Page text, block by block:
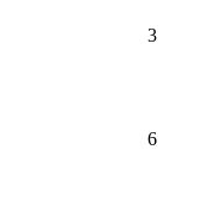
3
6